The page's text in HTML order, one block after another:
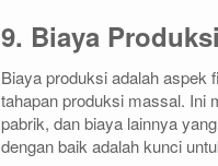
9. Biaya Produksi
Biaya produksi adalah aspek
tahapan produksi massal. Ini
pabrik, dan biaya lainnya
dengan baik adalah kunci